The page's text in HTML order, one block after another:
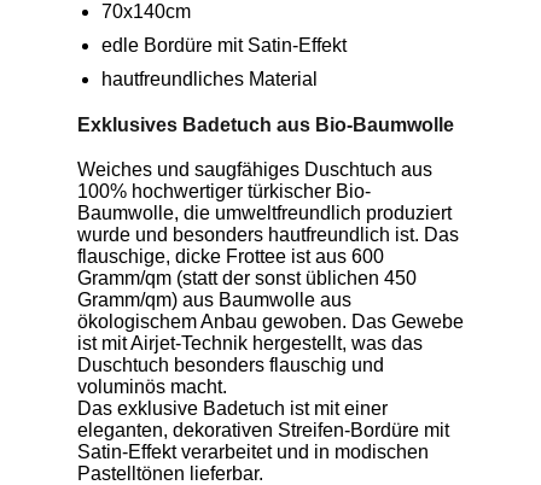
70x140cm
edle Bordüre mit Satin-Effekt
hautfreundliches Material
Exklusives Badetuch aus Bio-Baumwolle
Weiches und saugfähiges Duschtuch aus
100% hochwertiger türkischer Bio-
Baumwolle, die umweltfreundlich produziert
wurde und besonders hautfreundlich ist. Das
flauschige, dicke Frottee ist aus 600
Gramm/qm (statt der sonst üblichen 450
Gramm/qm) aus Baumwolle aus
ökologischem Anbau gewoben. Das Gewebe
ist mit Airjet-Technik hergestellt, was das
Duschtuch besonders flauschig und
voluminös macht.
Das exklusive Badetuch ist mit einer
eleganten, dekorativen Streifen-Bordüre mit
Satin-Effekt verarbeitet und in modischen
Pastelltönen lieferbar.